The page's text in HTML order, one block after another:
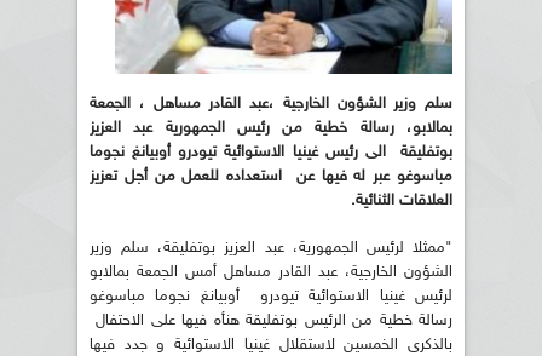
سلم وزير الشؤون الخارجية ،عبد القادر مساهل ، الجمعة
بمالابو، رسالة خطية من رئيس الجمهورية عبد العزيز
بوتفليقة
الى رئيس غينيا الاستوائية تيودرو أوبيانغ نجوما
مباسوغو عبر له فيها عن
استعداده للعمل من أجل تعزيز
العلاقات الثنائية.
"ممثلا لرئيس الجمهورية، عبد العزيز بوتفليقة، سلم وزير
الشؤون الخارجية، عبد القادر مساهل أمس الجمعة بمالابو
لرئيس غينيا الاستوائية تيودرو أوبيانغ نجوما مباسوغو
رسالة خطية من الرئيس بوتفليقة هنأه فيها على الاحتفال
بالذكرى الخمسين لاستقلال غينيا الاستوائية و جدد فيها